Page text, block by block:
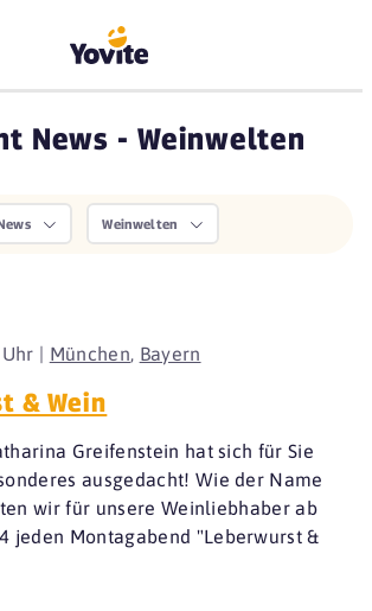
News - Weinwelten
Weinwelten
| München, Bayern
& Wein
Greifenstein hat sich für Sie
ausgedacht! Wie der Name
wir für unsere Weinliebhaber ab
jeden Montagabend "Leberwurst &